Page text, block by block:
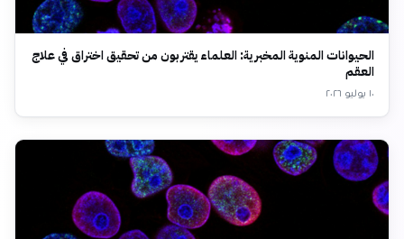
الحيوانات المنوية المخبرية: العلماء يقتربون من تحقيق اختراق في علاج
العقم
١٠ يوليو ٢٠٢٦